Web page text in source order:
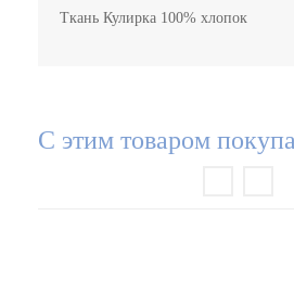
Ткань Кулирка 100% хлопок
С этим товаром